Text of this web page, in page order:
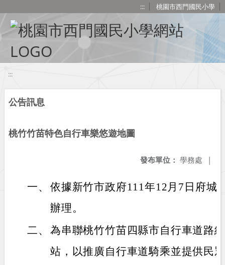
::: 桃園市西門國民小學
:::
公告訊息
桃竹竹苗特色自行車樂悠遊地圖
發布單位： 學務處 |
一、 依據新竹市政府111年12月7日府城
辦理。
二、 為串聯桃竹竹苗四縣市自行車道路
站，以推廣自行車道騎乘並提供民